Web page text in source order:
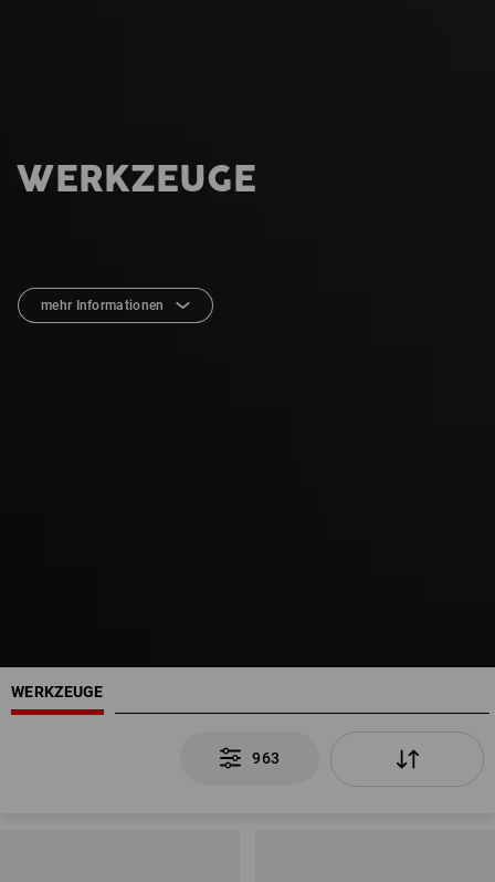
WERKZEUGE
mehr Informationen
WERKZEUGE
963